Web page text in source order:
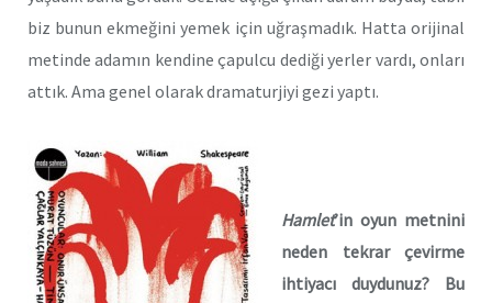
biz bunun ekmeğini yemek için uğraşmadık. Hatta orijinal
metinde adamın kendine çapulcu dediği yerler vardı, onları
attık. Ama genel olarak dramaturjiyi gezi yaptı.
Hamlet’in oyun metnini
neden tekrar çevirme
ihtiyacı duydunuz? Bu